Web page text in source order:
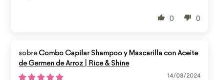
0 0
Combo Capilar Shampoo y Mascarilla con Aceite
de Germen de Arroz | Rice & Shine
14/08/2024